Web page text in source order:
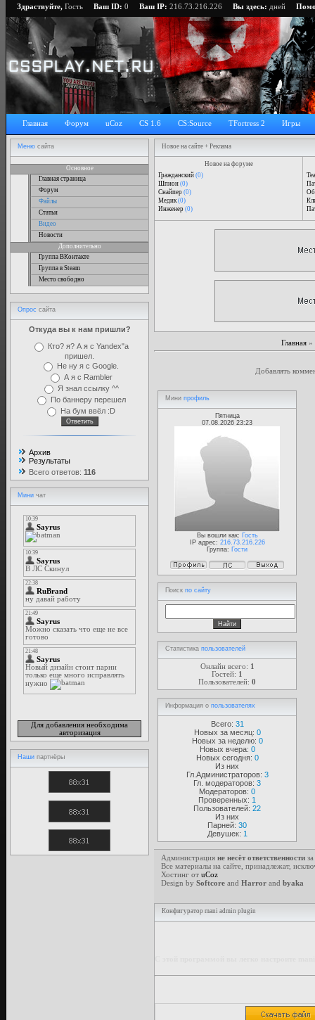
Здраствуйте, Гость Ваш ID: 0 Ваш IP: 216.73.216.226 Вы здесь: дней
Главная Форум uCoz CS 1.6 CS:Source TFortress 2 Игры
Меню сайта
Основное
Главная страница
Форум
Файлы
Статьи
Видео
Новости
Дополнительно
Группа ВКонтакте
Группа в Steam
Место свободно
Опрос сайта
Откуда вы к нам пришли?
Кто? я? А я с Yandex"а
пришел.
Не ну я с Google.
А я с Rambler
Я знал ссылку ^^
По баннеру перешел
На бум ввёл :D
Архив
Результаты
Всего ответов: 116
Мини чат
Для добавления необходима
авторизация
Наши партнёры
Новое на сайте + Реклама
Новое на форуме
Гражданский (0)
Шпион (0)
Снайпер (0)
Медик (0)
Инженер (0)
Главная »
Добавлять
Мини профиль
Пятница
07.08.2026 23:23
Вы вошли как: Гость
IP адрес: 216.73.216.226
Группа: Гости
Поиск по сайту
Статистика пользователей
Онлайн всего: 1
Гостей: 1
Пользователей: 0
Информация о пользователях
Всего: 31
Новых за месяц: 0
Новых за неделю: 0
Новых вчера: 0
Новых сегодня: 0
Из них
Гл.Администраторов: 3
Гл. модераторов: 3
Модераторов: 0
Проверенных: 1
Пользователей: 22
Из них
Парней: 30
Девушек: 1
Администрация не несёт ответственности
Все материалы на сайте, принадлежат,
Хостинг от uCoz
Design by Softcore and Harror and byaka
Конфигуратор mani admin plugin